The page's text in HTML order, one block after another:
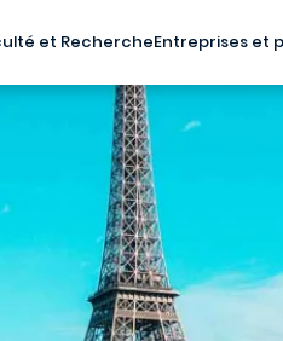
et RechercheEntreprises et